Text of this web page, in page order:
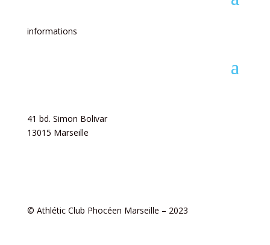
informations
41 bd. Simon Bolivar
13015 Marseille
© Athlétic Club Phocéen Marseille – 2023